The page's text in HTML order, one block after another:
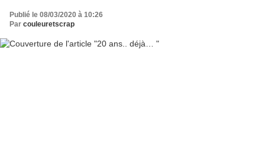
Publié le 08/03/2020 à 10:26
Par couleuretscrap